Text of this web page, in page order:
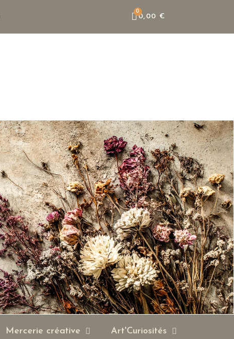
0,00 €
Mercerie créative Art'Curiosités